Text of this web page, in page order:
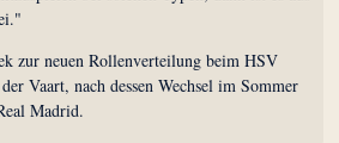
zur neuen Rollenverteilung beim HSV
Vaart, nach dessen Wechsel im Sommer
Madrid.